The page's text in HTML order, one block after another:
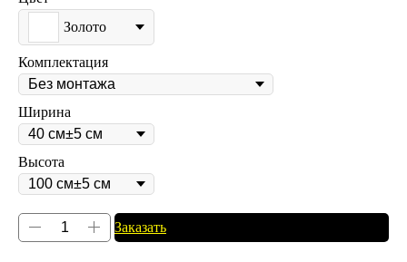
Золото
Комплектация
Ширина
Высота
Заказать